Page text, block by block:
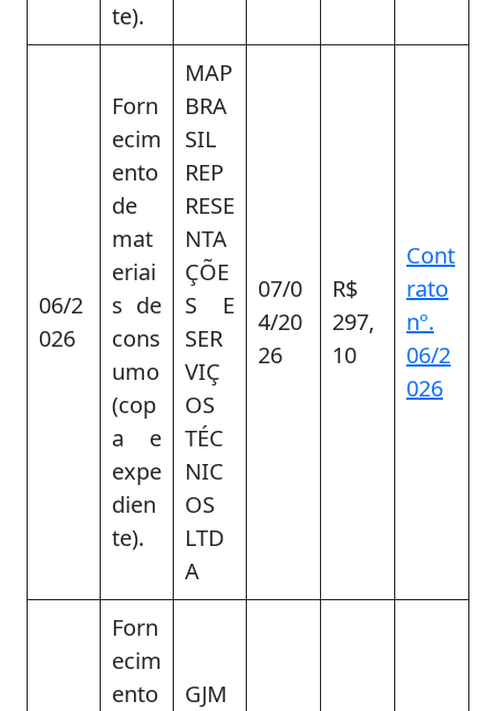
te).
06/2
026
Forn
ecim
ento
de
mat
eriai
s de
cons
umo
(cop
a e
expe
dien
te).
MAP
BRA
SIL
REP
RESE
NTA
ÇÕE
S E
SER
VIÇ
OS
TÉC
NIC
OS
LTD
A
07/0
4/20
26
R$
297,
10
Cont
rato
nº.
06/2
026
Forn
ecim
ento
GJM